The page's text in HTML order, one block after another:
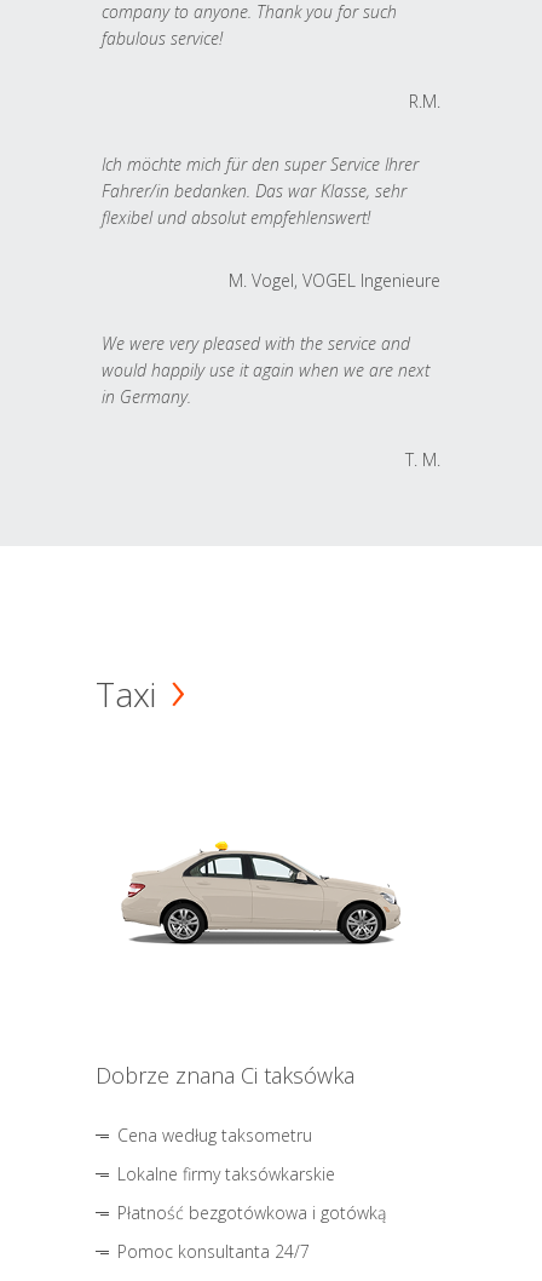
company to anyone. Thank you for such
fabulous service!
R.M.
Ich möchte mich für den super Service Ihrer
Fahrer/in bedanken. Das war Klasse, sehr
flexibel und absolut empfehlenswert!
M. Vogel, VOGEL Ingenieure
We were very pleased with the service and
would happily use it again when we are next
in Germany.
T. M.
Taxi
Dobrze znana Ci taksówka
Cena według taksometru
Lokalne firmy taksówkarskie
Płatność bezgotówkowa i gotówką
Pomoc konsultanta 24/7